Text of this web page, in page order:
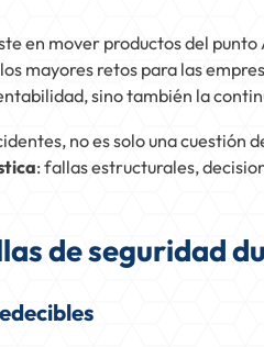
en mover productos del
mayores retos para las
sino también la
no es solo una
: fallas estructurales,
de seguridad